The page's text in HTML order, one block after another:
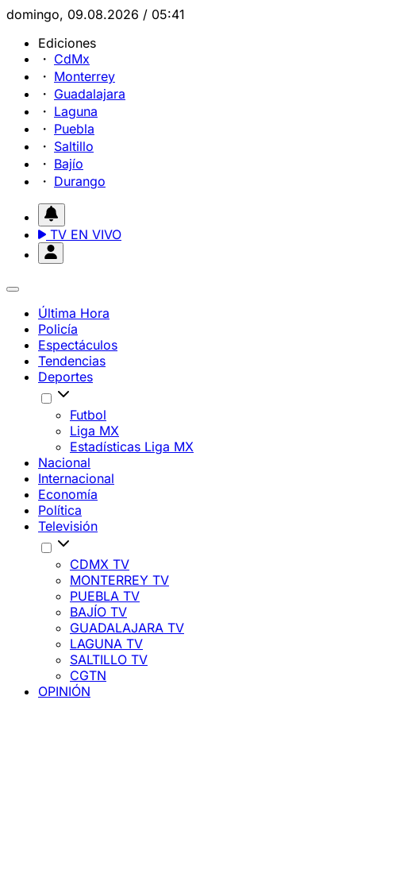
domingo, 09.08.2026 / 05:41
Ediciones
CdMx
Monterrey
Guadalajara
Laguna
Puebla
Saltillo
Bajío
Durango
TV EN VIVO
Última Hora
Policía
Espectáculos
Tendencias
Deportes
Futbol
Liga MX
Estadísticas Liga MX
Nacional
Internacional
Economía
Política
Televisión
CDMX TV
MONTERREY TV
PUEBLA TV
BAJÍO TV
GUADALAJARA TV
LAGUNA TV
SALTILLO TV
CGTN
OPINIÓN